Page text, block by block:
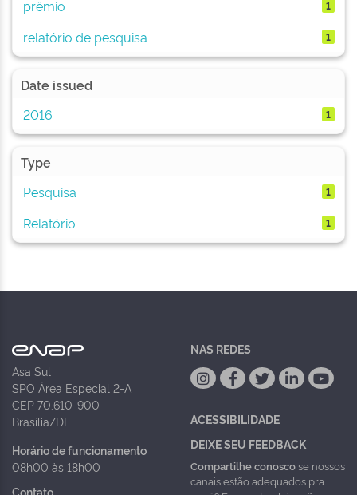
prêmio 1
relatório de pesquisa 1
Date issued
2016
1
Type
Pesquisa
1
Relatório 1
Asa Sul
SPO Área Especial 2-A
CEP 70.610-900
Brasília/DF
Horário de funcionamento
08h00 às 18h00
Contato
NAS REDES
ACESSIBILIDADE
DEIXE SEU FEEDBACK
Compartilhe conoscose nossos
canais estão adequados pra